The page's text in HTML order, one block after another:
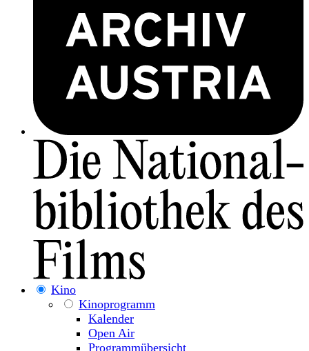
Kino
Kinoprogramm
Kalender
Open Air
Programmübersicht